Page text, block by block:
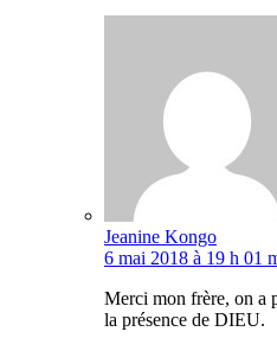
Jeanine Kongo
6 mai 2018 à 19 h 01
Merci mon frère, on a
la présence de DIEU.